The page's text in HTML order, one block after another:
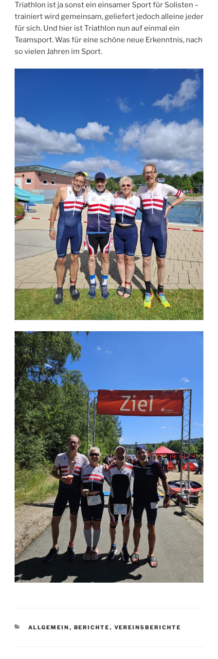
Triathlon ist ja sonst ein einsamer Sport für Solisten –
trainiert wird gemeinsam, geliefert jedoch alleine jeder
für sich. Und hier ist Triathlon nun auf einmal ein
Teamsport. Was für eine schöne neue Erkenntnis, nach
so vielen Jahren im Sport.
KATEGORIEN
ALLGEMEIN , BERICHTE , VEREINSBERICHTE